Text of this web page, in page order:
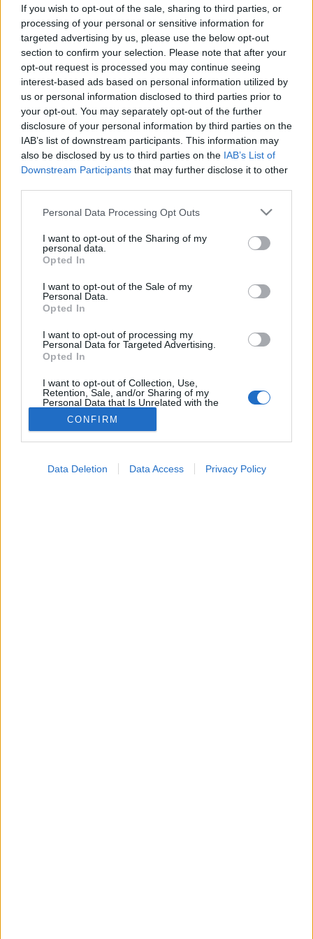
If you wish to opt-out of the sale, sharing to third parties, or
processing of your personal or sensitive information for
targeted advertising by us, please use the below opt-out
section to confirm your selection. Please note that after your
opt-out request is processed you may continue seeing
interest-based ads based on personal information utilized by
us or personal information disclosed to third parties prior to
your opt-out. You may separately opt-out of the further
disclosure of your personal information by third parties on the
IAB’s list of downstream participants. This information may
also be disclosed by us to third parties on the IAB’s List of
Downstream Participants that may further disclose it to other
Please note that this website/app uses one or more Google
not limited to your visit or usage behaviour. You may click to
grant or deny consent to Google and its third-party tags to
use your data for below specified purposes in below Google
consent section.
Personal Data Processing Opt Outs
I want to opt-out of the Sharing of my
personal data.
Opted In
I want to opt-out of the Sale of my
Personal Data.
Opted In
I want to opt-out of processing my
Personal Data for Targeted Advertising.
Opted In
I want to opt-out of Collection, Use,
Retention, Sale, and/or Sharing of my
Personal Data that Is Unrelated with the
Purposes for which it was collected.
Opted Out
CONFIRM
Data Deletion Data Access Privacy Policy
Betegségek
2024. augusztus 16. 17:34